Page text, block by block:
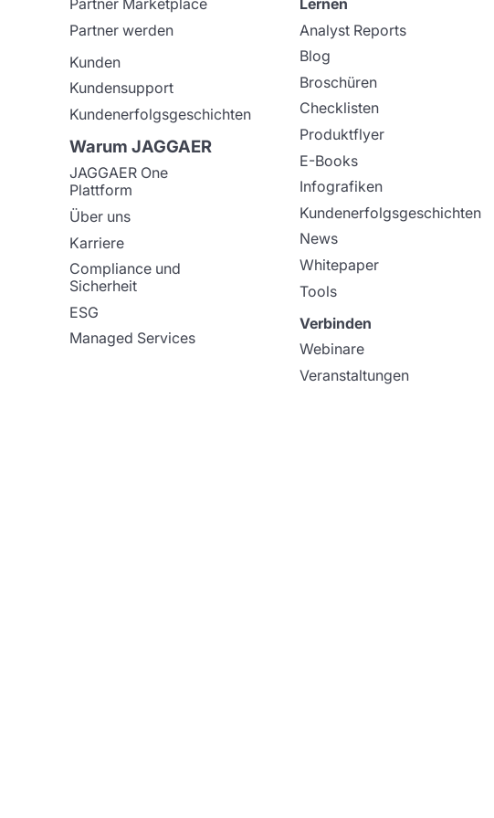
Partner Marketplace
Partner werden
Kunden
Kundensupport
Kundenerfolgsgeschichten
Warum JAGGAER
JAGGAER One
Plattform
Über uns
Karriere
Compliance und
Sicherheit
ESG
Managed Services
Lernen
Analyst Reports
Blog
Broschüren
Checklisten
Produktflyer
E-Books
Infografiken
Kundenerfolgsgeschichten
News
Whitepaper
Tools
Verbinden
Webinare
Veranstaltungen